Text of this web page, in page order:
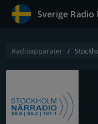
Sverige Radio
Radioapparater